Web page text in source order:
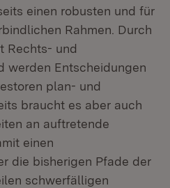
einen robusten und für
Rahmen. Durch
Rechts- und
werden Entscheidungen
plan- und
braucht es aber auch
an auftretende
einen
die bisherigen Pfade der
schwerfälligen